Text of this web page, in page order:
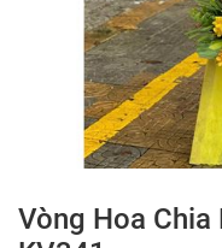
Vòng Hoa Chia